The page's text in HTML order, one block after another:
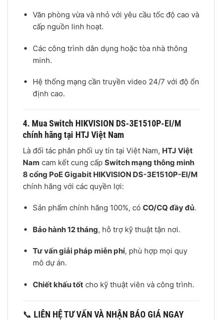
Văn phòng vừa và nhỏ với yêu cầu tốc độ cao và
cấp nguồn linh hoạt.
Các công trình dân dụng hoặc tòa nhà thông
minh.
Hệ thống mạng cần truyền video 24/7 với độ ổn
định cao.
4. Mua Switch HIKVISION DS-3E1510P-EI/M
chính hãng tại HTJ Việt Nam
Là đối tác phân phối uy tín tại Việt Nam, HTJ Việt
Nam cam kết cung cấp Switch mạng thông minh
8 cổng PoE Gigabit HIKVISION DS-3E1510P-EI/M
chính hãng với các quyền lợi:
Sản phẩm chính hãng 100%, có CO/CQ đầy đủ.
Bảo hành 12 tháng, hỗ trợ kỹ thuật tận nơi.
Tư vấn giải pháp miễn phí, phù hợp mọi quy
mô dự án.
Chiết khấu tốtcho kỹ thuật viên và công trình.
📞 LIÊN HỆ TƯ VẤN VÀ NHẬN BÁO GIÁ NGAY